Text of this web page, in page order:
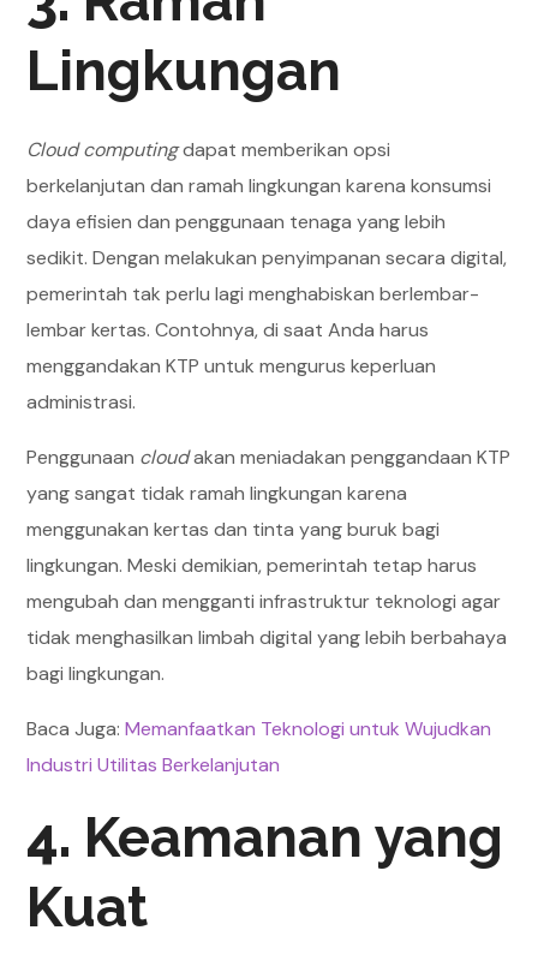
Lingkungan
Cloud computingdapat memberikan opsi
berkelanjutan dan ramah lingkungan karena konsumsi
daya efisien dan penggunaan tenaga yang lebih
sedikit. Dengan melakukan penyimpanan secara digital,
pemerintah tak perlu lagi menghabiskan berlembar-
lembar kertas. Contohnya, di saat Anda harus
menggandakan KTP untuk mengurus keperluan
administrasi.
Penggunaan cloudakan meniadakan penggandaan KTP
yang sangat tidak ramah lingkungan karena
menggunakan kertas dan tinta yang buruk bagi
lingkungan. Meski demikian, pemerintah tetap harus
mengubah dan mengganti infrastruktur teknologi agar
tidak menghasilkan limbah digital yang lebih berbahaya
bagi lingkungan.
Baca Juga:Memanfaatkan Teknologi untuk Wujudkan
Industri Utilitas Berkelanjutan
4. Keamanan yang
Kuat